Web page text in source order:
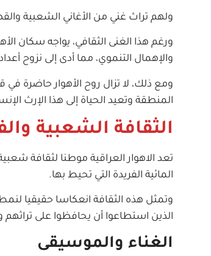
ولهم تراث غني من الأغاني الشعبية
ورغم هذا الغنى الثقافي، يواجه سكان
والإهمال التنموي، مما أدى إلى نزوح
ومع ذلك، لا تزال روح الأهوار حاضرة
المنطقة وتعيد الحياة إلى هذا الإرث
الثقافة الشعبية
تعد الاهوار العراقية موطنا لثقافة
المائية الفريدة التي تحيط بها.
وتمثل هذه الثقافة انعكاسا حقيقيا
الذين استطاعوا أن يحافظوا على تراثهم
الغناء والموسيقى